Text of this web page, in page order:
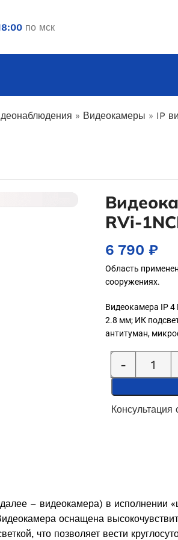
по мск
» Видеокамеры » IP
RVi-
6 790 ₽
Область
сооружениях.
Видеокамера IP
2.8 мм; ИК
антитуман,
– видеокамера) в исполнении
оснащена
что позволяет вести